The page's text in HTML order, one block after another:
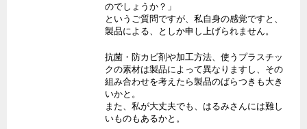
のでしょうか？」
というご質問ですが、私自身の感覚ですと、
製品による、としか申し上げられません。
抗菌・防カビ剤や加工方法、使うプラスチッ
クの素材は製品によって異なりますし、その
組み合わせを考えたら製品のばらつきも大き
いかと。
また、私が大丈夫でも、はるみさんには難し
いものもあるかと。